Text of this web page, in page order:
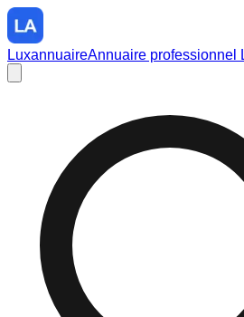
LuxannuaireAnnuaire professionnel